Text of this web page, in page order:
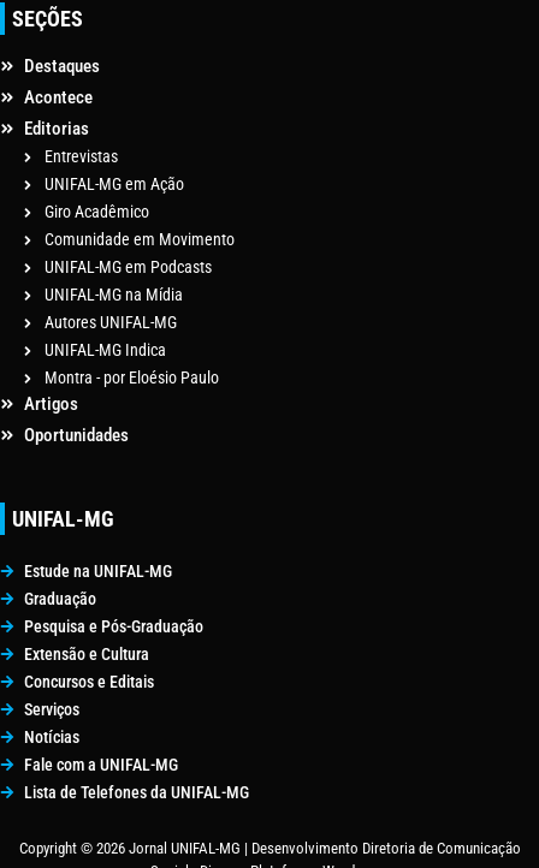
SEÇÕES
Destaques
Acontece
Editorias
Entrevistas
UNIFAL-MG em Ação
Giro Acadêmico
Comunidade em Movimento
UNIFAL-MG em Podcasts
UNIFAL-MG na Mídia
Autores UNIFAL-MG
UNIFAL-MG Indica
Montra - por Eloésio Paulo
Artigos
Oportunidades
UNIFAL-MG
Estude na UNIFAL-MG
Graduação
Pesquisa e Pós-Graduação
Extensão e Cultura
Concursos e Editais
Serviços
Notícias
Fale com a UNIFAL-MG
Lista de Telefones da UNIFAL-MG
Copyright © 2026 Jornal UNIFAL-MG | Desenvolvimento Diretoria de Comunicação